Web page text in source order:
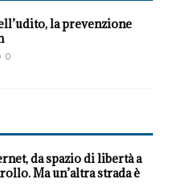
la prevenzione
0
da spazio di libertà a
Ma un’altra strada è